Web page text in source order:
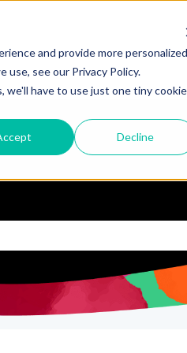
and provide more personalized
see our Privacy Policy.
have to use just one tiny cookie
Decline